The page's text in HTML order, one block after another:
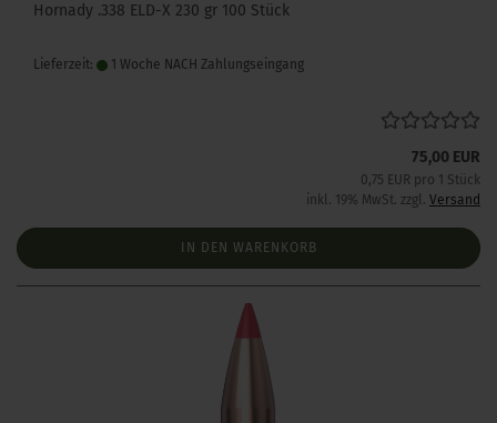
Hornady .338 ELD-X 230 gr 100 Stück
Lieferzeit: 1 Woche NACH Zahlungseingang
75,00 EUR
0,75 EUR pro 1 Stück
inkl. 19% MwSt. zzgl. Versand
IN DEN WARENKORB